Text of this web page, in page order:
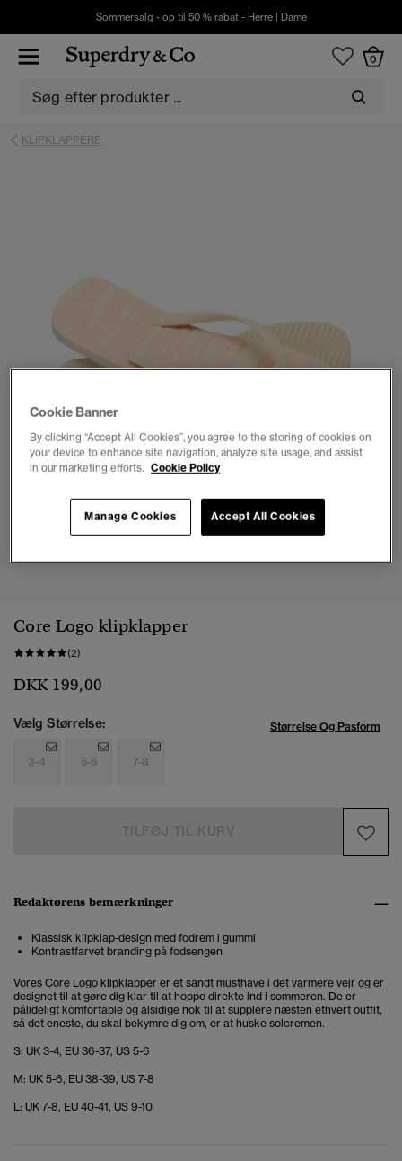
Sommersalg - op til 50 % rabat - Herre| Dame
0
KLIPKLAPPERE
Core Logo klipklapper
(2)
DKK 199,00
Vælg Størrelse: Størrelse Og Pasform
3-4 5-6 7-8
Redaktørens bemærkninger
Klassisk klipklap-design med fodrem i gummi
Kontrastfarvet branding på fodsengen
Vores Core Logo klipklapper er et sandt musthave i det varmere vejr og er
designet til at gøre dig klar til at hoppe direkte ind i sommeren. De er
pålideligt komfortable og alsidige nok til at supplere næsten ethvert outfit,
så det eneste, du skal bekymre dig om, er at huske solcremen.
S: UK 3-4, EU 36-37, US 5-6
M: UK 5-6, EU 38-39, US 7-8
L: UK 7-8, EU 40-41, US 9-10
Cookie Banner
By clicking “Accept All Cookies”, you agree to the storing of cookies on
your device to enhance site navigation, analyze site usage, and assist
in our marketing efforts. Cookie Policy
Accept All Cookies
Manage Cookies